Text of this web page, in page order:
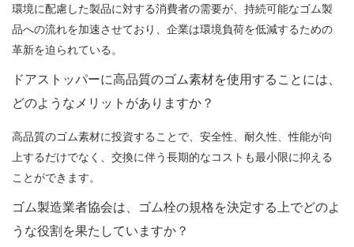
環境に配慮した製品に対する消費者の需要が、持続可能なゴム製
品への流れを加速させており、企業は環境負荷を低減するための
革新を迫られている。
ドアストッパーに高品質のゴム素材を使用することには、
どのようなメリットがありますか？
高品質のゴム素材に投資することで、安全性、耐久性、性能が向
上するだけでなく、交換に伴う長期的なコストも最小限に抑える
ことができます。
ゴム製造業者協会は、ゴム栓の規格を決定する上でどのよ
うな役割を果たしていますか？